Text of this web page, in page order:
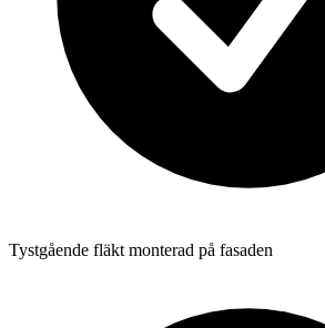
Tystgående fläkt monterad på fasaden